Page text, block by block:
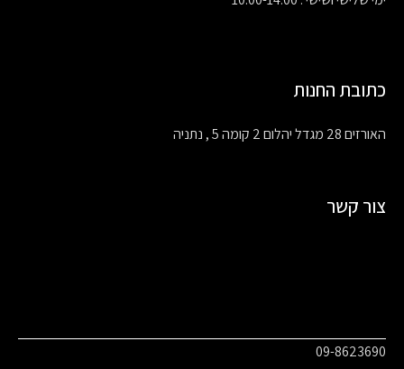
כתובת החנות
האורזים 28 מגדל יהלום 2 קומה 5 , נתניה
צור קשר
09-8623690